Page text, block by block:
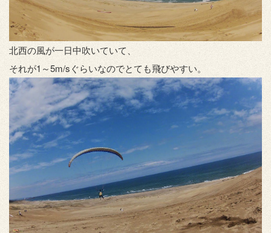
北西の風が一日中吹いていて、
それが1～5m/sぐらいなのでとても飛びやすい。